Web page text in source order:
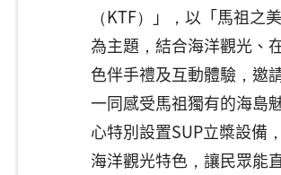
（KTF）」，以「馬祖之
為主題，結合海洋觀光、
色伴手禮及互動體驗，邀
一同感受馬祖獨有的海島
心特別設置SUP立槳設備
海洋觀光特色，讓民眾能